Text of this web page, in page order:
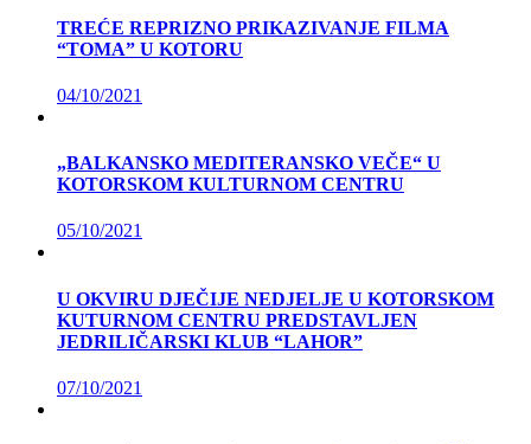
TREĆE REPRIZNO PRIKAZIVANJE FILMA
“TOMA” U KOTORU
04/10/2021
„BALKANSKO MEDITERANSKO VEČE“ U
KOTORSKOM KULTURNOM CENTRU
05/10/2021
U OKVIRU DJEČIJE NEDJELJE U KOTORSKOM
KUTURNOM CENTRU PREDSTAVLJEN
JEDRILIČARSKI KLUB “LAHOR”
07/10/2021